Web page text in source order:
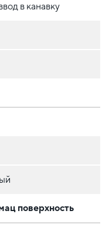
в канавку
поверхность